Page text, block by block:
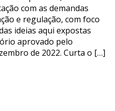
com as demandas
e regulação, com foco
ideias aqui expostas
aprovado pelo
de 2022. Curta o […]